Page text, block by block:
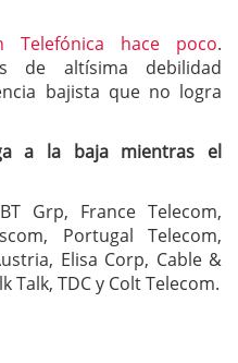
Telefónica hace poco.
de altísima debilidad
bajista que no logra
a la baja mientras el
Grp, France Telecom,
Portugal Telecom,
Elisa Corp, Cable &
Talk, TDC y Colt Telecom.